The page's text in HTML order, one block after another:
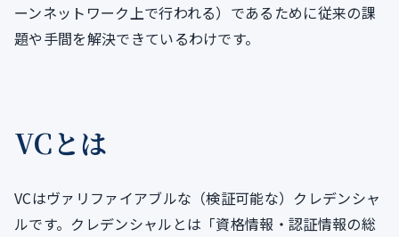
ーンネットワーク上で行われる）であるために従来の課
題や手間を解決できているわけです。
VCとは
VCはヴァリファイアブルな（検証可能な）クレデンシャ
ルです。クレデンシャルとは「資格情報・認証情報の総